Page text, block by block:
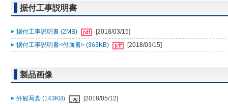
据付工事説明書
据付工事説明書 (2MB)
[2018/03/15]
据付工事説明書<付属書> (363KB)
[2018/03/15]
製品画像
外観写真 (143KB) [2018/05/12]